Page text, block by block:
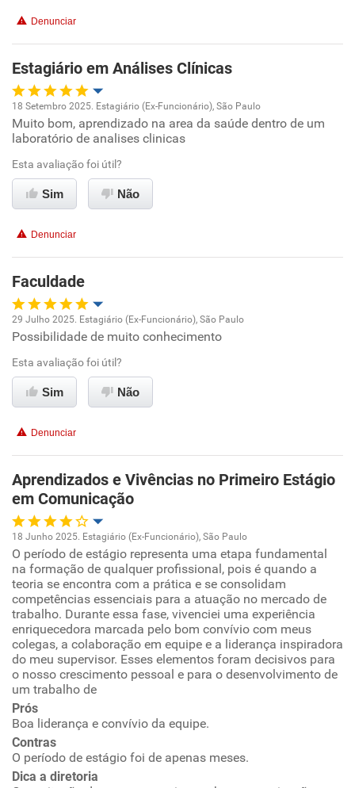
Recomenda esta empresa
Denunciar
Estagiário em Análises Clínicas
Oportunidade de promoção
Ambiente de trabalho
Conciliação com a vida familiar
Recomenda esta empresa
Recomenda a diretoria
18 Setembro 2025. Estagiário (Ex-Funcionário), São Paulo
Muito bom, aprendizado na area da saúde dentro de um
laboratório de analises clinicas
Esta avaliação foi útil?
Sim Não
Denunciar
Faculdade
Oportunidade de promoção
Ambiente de trabalho
Benefícios
Recomenda esta empresa
Recomenda a diretoria
29 Julho 2025. Estagiário (Ex-Funcionário), São Paulo
Possibilidade de muito conhecimento
Esta avaliação foi útil?
Sim Não
Denunciar
Aprendizados e Vivências no Primeiro Estágio
em Comunicação
Oportunidade de promoção
Ambiente de trabalho
Conciliação com a vida familiar
Benefícios
Recomenda a diretoria
18 Junho 2025. Estagiário (Ex-Funcionário), São Paulo
O período de estágio representa uma etapa fundamental
na formação de qualquer profissional, pois é quando a
teoria se encontra com a prática e se consolidam
competências essenciais para a atuação no mercado de
trabalho. Durante essa fase, vivenciei uma experiência
enriquecedora marcada pelo bom convívio com meus
colegas, a colaboração em equipe e a liderança inspiradora
do meu supervisor. Esses elementos foram decisivos para
o nosso crescimento pessoal e para o desenvolvimento de
um trabalho de
Prós
Boa liderança e convívio da equipe.
Contras
O período de estágio foi de apenas meses.
Dica a diretoria